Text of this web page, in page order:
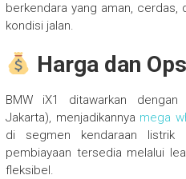
berkendara yang aman, cerdas,
kondisi jalan.
Harga dan
BMW iX1 ditawarkan dengan
Jakarta), menjadikannya mega
di segmen kendaraan listrik
pembiayaan tersedia melalui
fleksibel.